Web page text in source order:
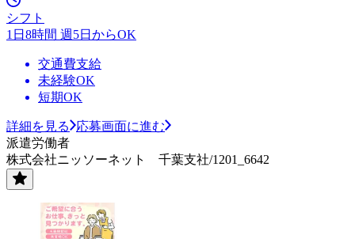
シフト
1日8時間 週5日からOK
交通費支給
未経験OK
短期OK
詳細を見る
応募画面に進む
派遣労働者
株式会社ニッソーネット 千葉支社/1201_6642